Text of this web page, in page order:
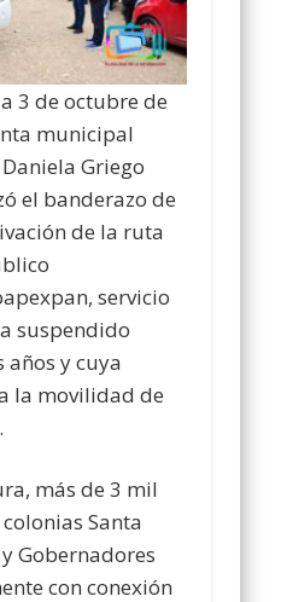
3 de octubre de
municipal
Griego
el banderazo de
de la ruta
servicio
suspendido
años y cuya
la movilidad de
más de 3 mil
Santa
Gobernadores
con conexión